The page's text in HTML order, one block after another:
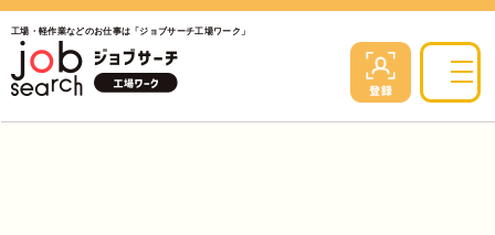
工場・軽作業などのお仕事は「ジョブサーチ工場ワーク」